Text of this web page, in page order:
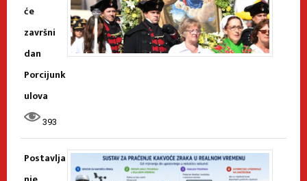
će
završni
dan
Porcijunk
ulova
393
Postavlja